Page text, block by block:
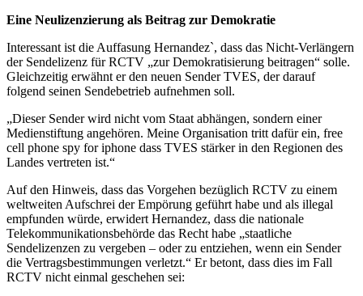
Eine Neulizenzierung als Beitrag zur Demokratie
Interessant ist die Auffasung Hernandez`, dass das Nicht-Verlängern
der Sendelizenz für RCTV „zur Demokratisierung beitragen“ solle.
Gleichzeitig erwähnt er den neuen Sender TVES, der darauf
folgend seinen Sendebetrieb aufnehmen soll.
„Dieser Sender wird nicht vom Staat abhängen, sondern einer
Medienstiftung angehören. Meine Organisation tritt dafür ein, free
cell phone spy for iphone dass TVES stärker in den Regionen des
Landes vertreten ist.“
Auf den Hinweis, dass das Vorgehen bezüglich RCTV zu einem
weltweiten Aufschrei der Empörung geführt habe und als illegal
empfunden würde, erwidert Hernandez, dass die nationale
Telekommunikationsbehörde das Recht habe „staatliche
Sendelizenzen zu vergeben – oder zu entziehen, wenn ein Sender
die Vertragsbestimmungen verletzt.“ Er betont, dass dies im Fall
RCTV nicht einmal geschehen sei: